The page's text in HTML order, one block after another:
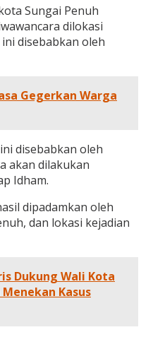
Sungai Penuh
dilokasi
disebabkan oleh
Gegerkan Warga
disebabkan oleh
akan dilakukan
Idham.
dipadamkan oleh
dan lokasi kejadian
Dukung Wali Kota
Kasus